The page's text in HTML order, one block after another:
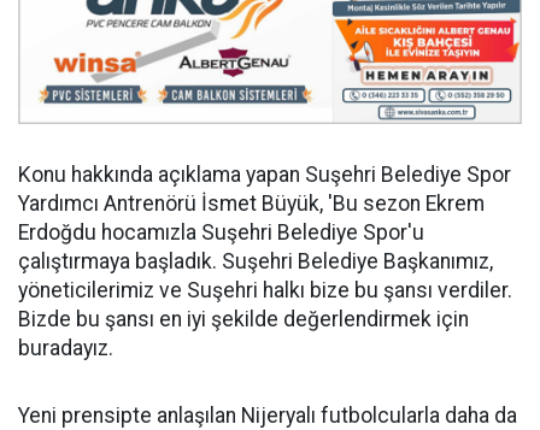
Konu hakkında açıklama yapan Suşehri Belediye Spor
Yardımcı Antrenörü İsmet Büyük, 'Bu sezon Ekrem
Erdoğdu hocamızla Suşehri Belediye Spor'u
çalıştırmaya başladık. Suşehri Belediye Başkanımız,
yöneticilerimiz ve Suşehri halkı bize bu şansı verdiler.
Bizde bu şansı en iyi şekilde değerlendirmek için
buradayız.
Yeni prensipte anlaşılan Nijeryalı futbolcularla daha da